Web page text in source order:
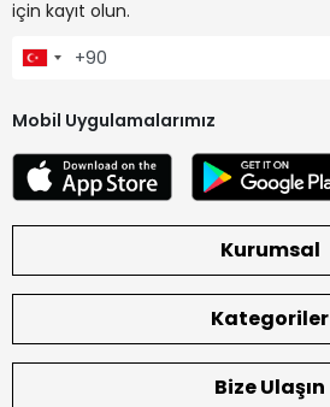
için kayıt olun.
Mobil Uygulamalarımız
Kurumsal
Kategoriler
Bize Ulaşın